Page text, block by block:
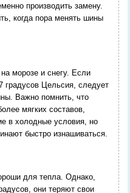
производить замену.
когда пора менять шины
морозе и снегу. Если
градусов Цельсия, следует
Важно помнить, что
мягких составов,
в холодные условия, но
быстро изнашиваться.
для тепла. Однако,
они теряют свои